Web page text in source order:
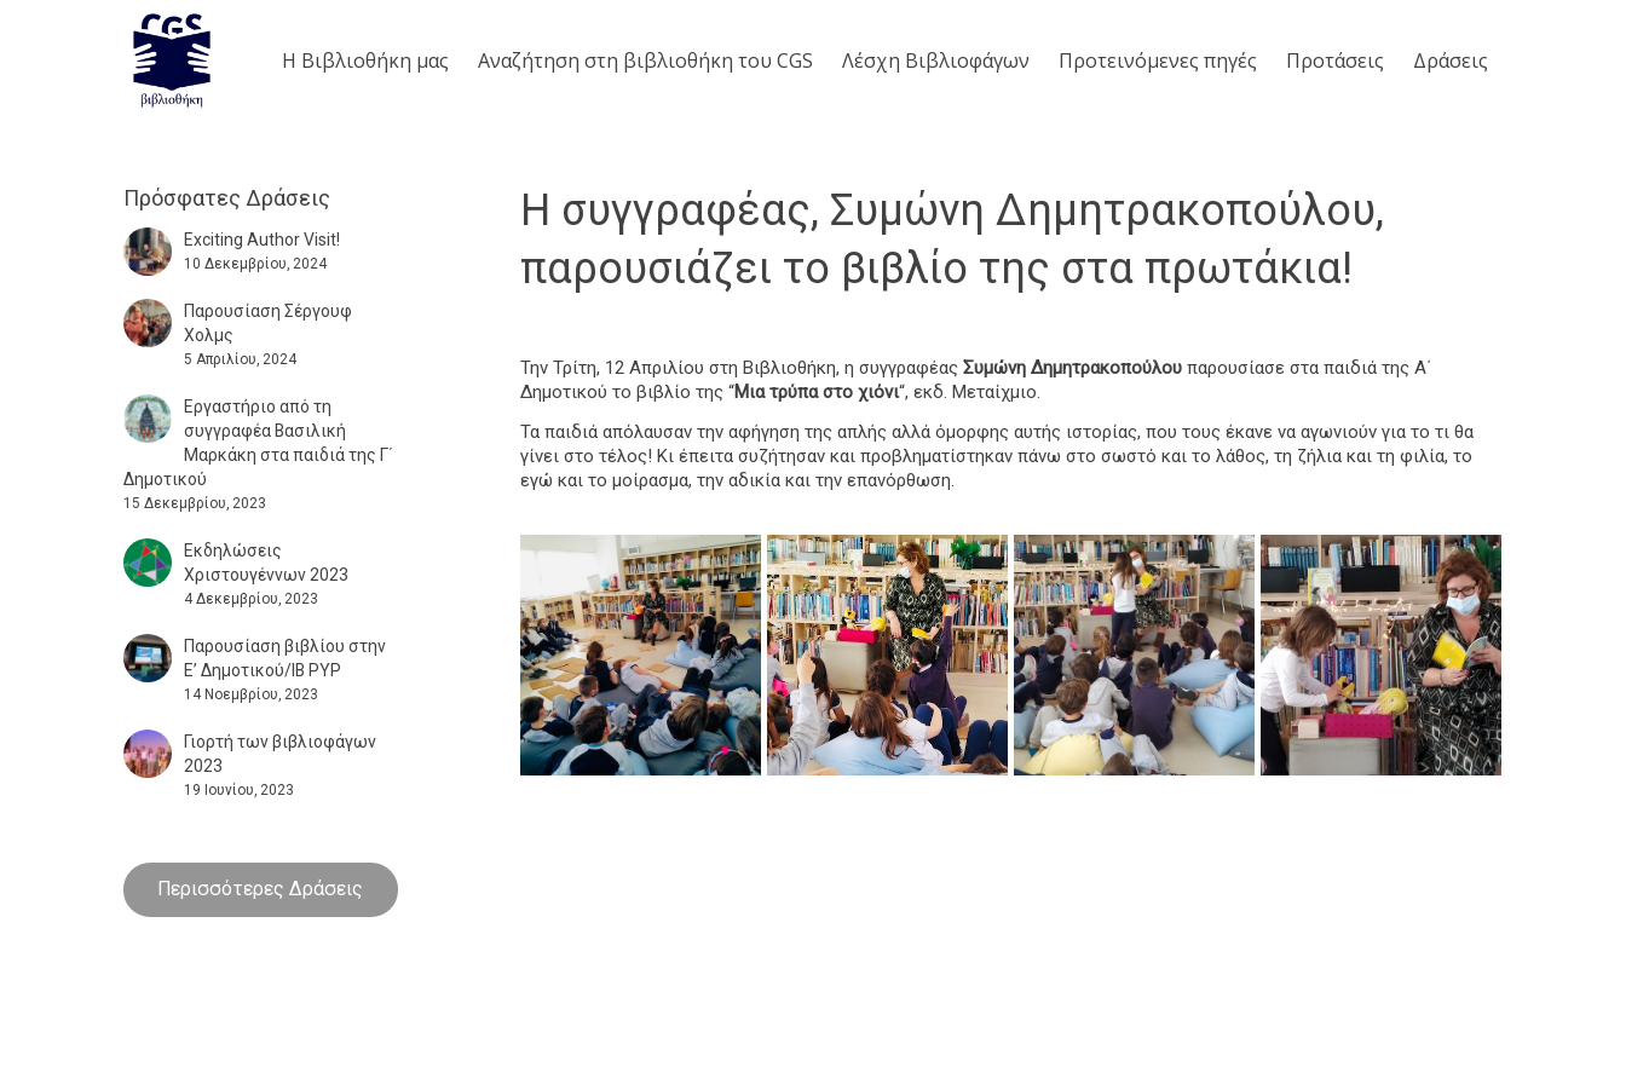
Η Βιβλιοθήκη μας Aναζήτηση στη βιβλιοθήκη του CGS Λέσχη Βιβλιοφάγων Προτεινόμενες πηγές Προτάσεις Δράσεις
H συγγραφέας, Συμώνη Δημητρακοπούλου,
παρουσιάζει το βιβλίο της στα πρωτάκια!
Την Τρίτη, 12 Απριλίου στη Βιβλιοθήκη, η συγγραφέας Συμώνη Δημητρακοπούλουπαρουσίασε στα παιδιά της Α΄
Δημοτικού το βιβλίο της “Μια τρύπα στο χιόνι“, εκδ. Μεταίχμιο.
Τα παιδιά απόλαυσαν την αφήγηση της απλής αλλά όμορφης αυτής ιστορίας, που τους έκανε να αγωνιούν για το τι θα
γίνει στο τέλος! Κι έπειτα συζήτησαν και προβληματίστηκαν πάνω στο σωστό και το λάθος, τη ζήλια και τη φιλία, το
εγώ και το μοίρασμα, την αδικία και την επανόρθωση.
Πρόσφατες Δράσεις
Exciting Author Visit!
10 Δεκεμβρίου, 2024
Παρουσίαση Σέργουφ
Χολμς
5 Απριλίου, 2024
Εργαστήριο από τη
συγγραφέα Βασιλική
Μαρκάκη στα παιδιά της Γ΄
Δημοτικού
15 Δεκεμβρίου, 2023
Εκδηλώσεις
Χριστουγέννων 2023
4 Δεκεμβρίου, 2023
Παρουσίαση βιβλίου στην
E’ Δημοτικού/IB PYP
14 Νοεμβρίου, 2023
Γιορτή των βιβλιοφάγων
2023
19 Ιουνίου, 2023
Περισσότερες Δράσεις